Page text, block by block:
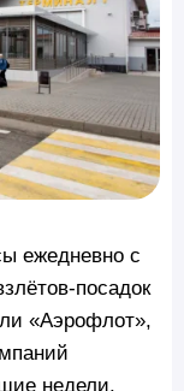
ежедневно с
посадок
«Аэрофлот»,
недели.